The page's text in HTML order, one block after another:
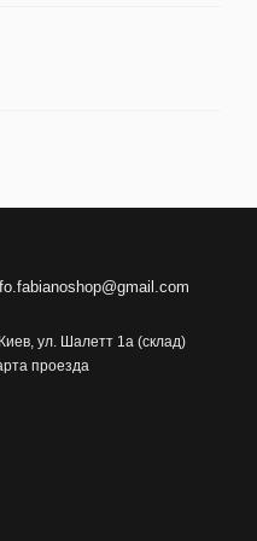
ул. Шалетт 1а (склад)
проезда